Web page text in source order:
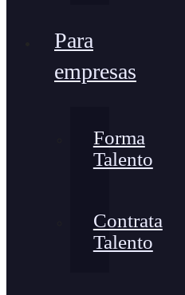
Para
empresas
Forma
Talento
Contrata
Talento